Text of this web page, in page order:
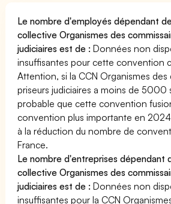
Le nombre d'employés dépendant
collective Organismes des
judiciaires est de :Données non
insuffisantes pour cette convention
Attention, si la CCN Organismes des
priseurs judiciaires a moins de 5000
probable que cette convention
convention plus importante en
à la réduction du nombre de
France.
Le nombre d'entreprises dépendant
collective Organismes des
judiciaires est de :Données non
insuffisantes pour la CCN